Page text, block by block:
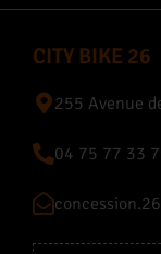
CITY BIKE 26
255 Avenue
04 75 77 33